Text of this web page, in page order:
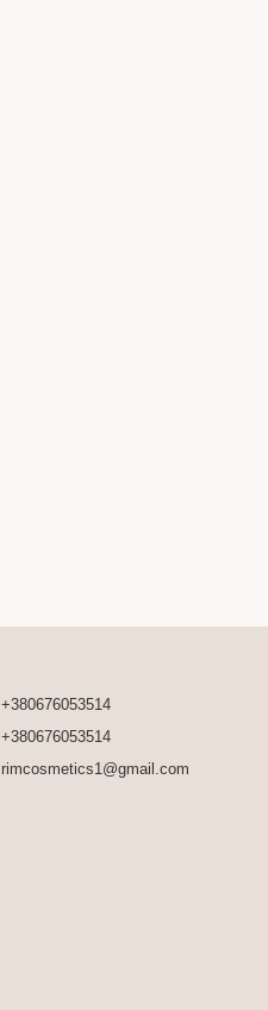
+380676053514
+380676053514
rimcosmetics1@gmail.com